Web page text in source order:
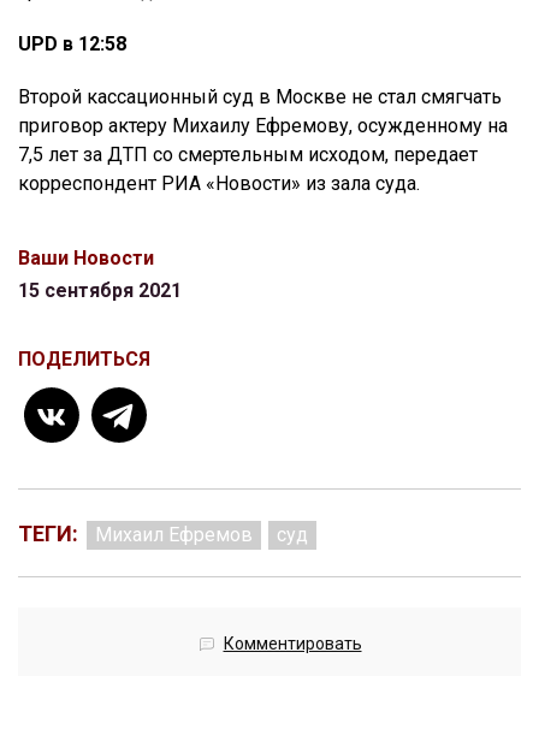
UPD в 12:58
Второй кассационный суд в Москве не стал смягчать
приговор актеру Михаилу Ефремову, осужденному на
7,5 лет за ДТП со смертельным исходом, передает
корреспондент РИА «Новости» из зала суда.
Ваши Новости
15 сентября 2021
ПОДЕЛИТЬСЯ
ТЕГИ: Михаил Ефремов суд
Комментировать